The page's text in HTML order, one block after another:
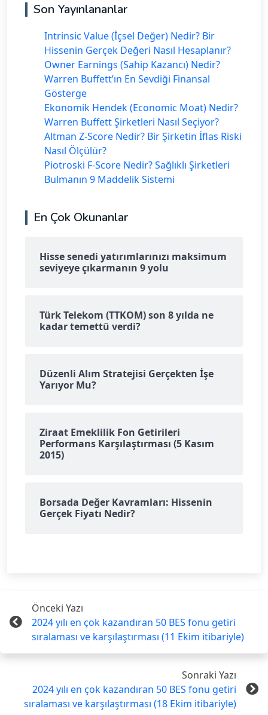
Son Yayınlananlar
Intrinsic Value (İçsel Değer) Nedir? Bir
Hissenin Gerçek Değeri Nasıl Hesaplanır?
Owner Earnings (Sahip Kazancı) Nedir?
Warren Buffett’ın En Sevdiği Finansal
Gösterge
Ekonomik Hendek (Economic Moat) Nedir?
Warren Buffett Şirketleri Nasıl Seçiyor?
Altman Z-Score Nedir? Bir Şirketin İflas Riski
Nasıl Ölçülür?
Piotroski F-Score Nedir? Sağlıklı Şirketleri
Bulmanın 9 Maddelik Sistemi
En Çok Okunanlar
Hisse senedi yatırımlarınızı maksimum
seviyeye çıkarmanın 9 yolu
Türk Telekom (TTKOM) son 8 yılda ne
kadar temettü verdi?
Düzenli Alım Stratejisi Gerçekten İşe
Yarıyor Mu?
Ziraat Emeklilik Fon Getirileri
Performans Karşılaştırması (5 Kasım
2015)
Borsada Değer Kavramları: Hissenin
Gerçek Fiyatı Nedir?
Önceki Yazı
2024 yılı en çok kazandıran 50 BES fonu getiri
sıralaması ve karşılaştırması (11 Ekim itibariyle)
Sonraki Yazı
2024 yılı en çok kazandıran 50 BES fonu getiri
sıralaması ve karşılaştırması (18 Ekim itibariyle)